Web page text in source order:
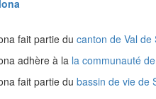
fait partie du canton de Val de
adhère à la la communauté
fait partie du bassin de vie de